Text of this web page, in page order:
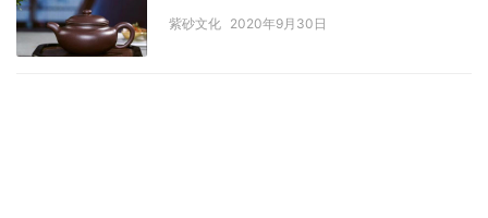
紫砂文化 2020年9月30日